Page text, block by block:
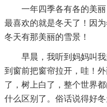
一年四季各有各的美
最喜欢的就是冬天了！因
冬天有那美丽的雪景！
早晨，我听到妈妈叫
到窗前把窗帘拉开，哇！
了，树上白了，整个世界
什么区别了。俗话说得好